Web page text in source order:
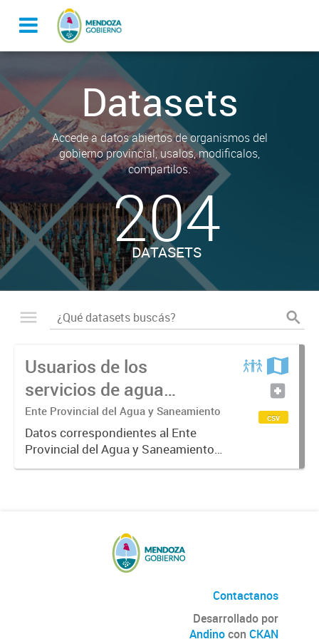
Datasets
Accede a datos abiertos de organismos del
gobierno provincial, usalos, modificalos,
compartilos.
204
DATASETS
Usuarios de los
servicios de agua
potable y cloacas
Ente Provincial del Agua y Saneamiento
Datos correspondientes al Ente
Provincial del Agua y Saneamiento
de Mendoza sobre las cuentas que
csv
Contactanos
Desarrollado por
Andinocon CKAN